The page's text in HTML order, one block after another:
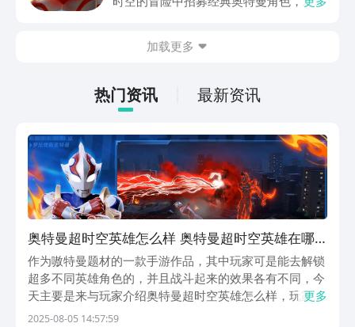
大家。游戏通过还原特摄剧的经典战斗场
血与策略的奥特曼宇宙。
加载更多
热门资讯 最新资讯
奥特曼超时空英雄怎么样 奥特曼超时空英雄在哪
下载
作为嗷特曼题材的一款手游作品，其中玩家可是能去解锁
超多不同英雄角色的，并且战斗起来的效果各有不同，今
天主要是来与玩家介绍奥特曼超时空英雄怎么样，玩家若
是想要让自己到时得到一个不错的游戏感受，其实下文带
更多
2025-08-05 14:57:59